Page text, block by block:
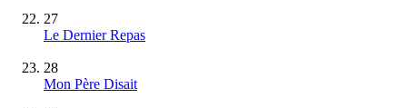
27
Le Dernier Repas
28
Mon Père Disait